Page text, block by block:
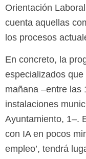
Orientación
cuenta aquellas
los procesos
En concreto, la
especializados
mañana –entre las
instalaciones
Ayuntamiento, 1–.
con IA en pocos
empleo’, tendrá